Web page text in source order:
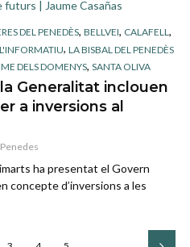
DEL PENEDÈS, BELLVEI, CALAFELL,
L'INFORMATIU, LA BISBAL DEL PENEDÈS
DELS DOMENYS, SANTA OLIVA
Generalitat inclouen
a inversions al
ha presentat el Govern
concepte d’inversions a les